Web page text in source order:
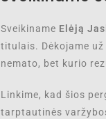
Sveikiname Elėją
titulais. Dėkojame
nemato, bet kurio
Linkime, kad šios
tarptautinės